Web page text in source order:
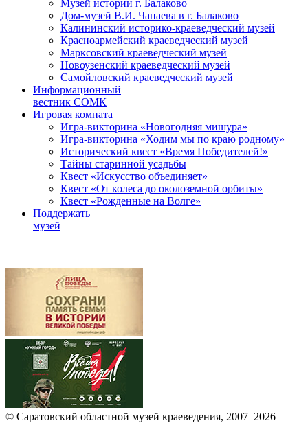
Музей истории г. Балаково
Дом-музей В.И. Чапаева в г. Балаково
Калининский историко-краеведческий музей
Красноармейский краеведческий музей
Марксовский краеведческий музей
Новоузенский краеведческий музей
Самойловский краеведческий музей
Информационный
вестник СОМК
Игровая комната
Игра-викторина «Новогодняя мишура»
Игра-викторина «Ходим мы по краю родному»
Исторический квест «Время Победителей!»
Тайны старинной усадьбы
Квест «Искусство объединяет»
Квест «От колеса до околоземной орбиты»
Квест «Рожденные на Волге»
Поддержать
музей
© Саратовский областной музей краеведения, 2007–2026